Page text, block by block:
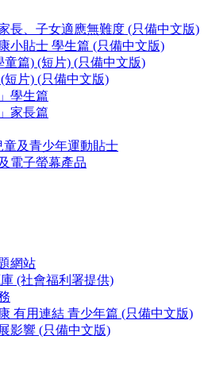
長、子女適應無難度 (只備中文版)
小貼士 學生篇 (只備中文版)
篇) (短片) (只備中文版)
片) (只備中文版)
學生篇
家長篇
童及青少年運動貼士
電子螢幕產品
網站
(社會福利署提供)
有用連結 青少年篇 (只備中文版)
影響 (只備中文版)